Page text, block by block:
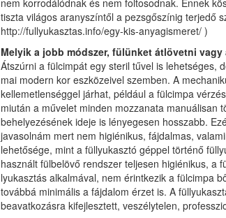
tiszta világos aranyszíntől a pezsgőszínig terjedő
http://fullyukasztas.info/egy-kis-anyagismeret/ )
Melyik a jobb módszer, fülünket átlövetni vagy
Átszúrni a fülcimpát egy steril tűvel is lehetséges,
mai modern kor eszközeivel szemben. A
kellemetlenséggel járhat, például a fülcimpa
miután a művelet minden mozzanata manuálisan
behelyezésének ideje is lényegesen hosszabb.
javasolnám mert nem higiénikus, fájdalmas,
lehetősége, mint a füllyukasztó géppel történő
használt fülbelövő rendszer teljesen higiénikus, a
lyukasztás alkalmával, nem érintkezik a fülcimpa
továbbá minimális a fájdalom érzet is. A
beavatkozásra kifejlesztett, veszélytelen,